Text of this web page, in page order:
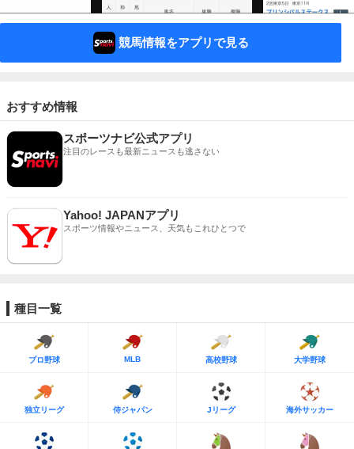
競馬情報をアプリで見る
おすすめ情報
スポーツナビ公式アプリ
注目のレースも最新ニュースも逃さない
Yahoo! JAPANアプリ
スポーツ情報やニュース、天気もこれひとつで
種目一覧
プロ野球 MLB 高校野球 大学野球
独立リーグ 侍ジャパン Jリーグ 海外サッカー